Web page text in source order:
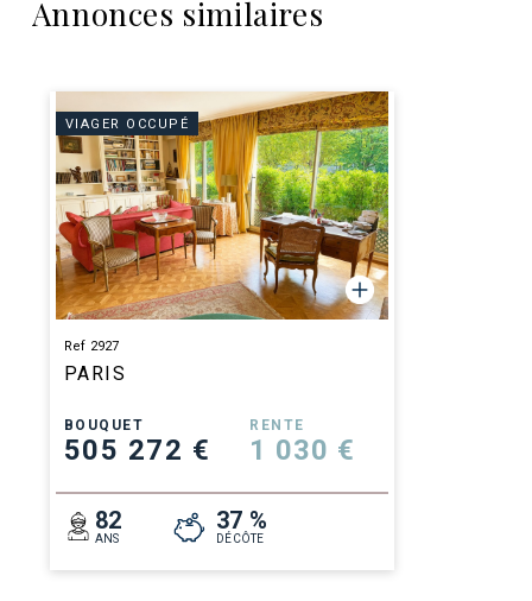
Annonces similaires
VIAGER OCCUPÉ
Ref 2927
PARIS
BOUQUET
505 272 €
RENTE
1 030 €
82
ANS
37 %
DÉCÔTE